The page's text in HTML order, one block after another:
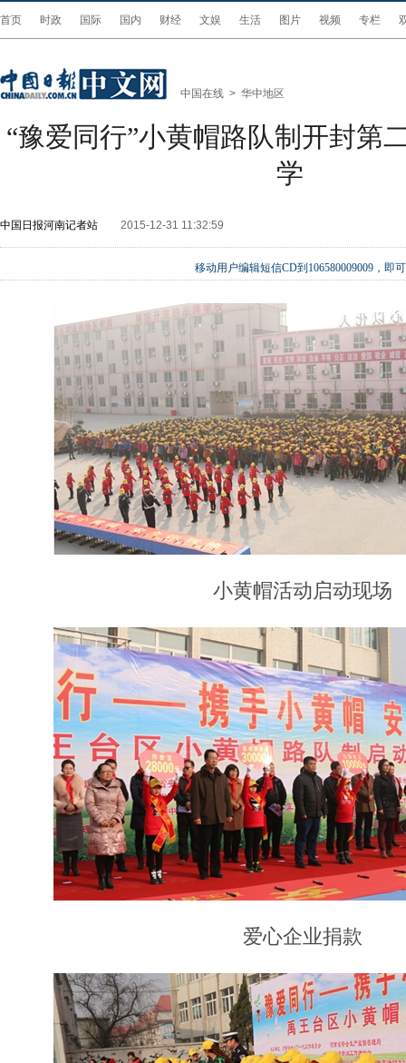
首页 时政 国际 国内 财经 文娱 生活 图片 视频 专栏
中国在线 > 华中地区
“豫爱同行”小黄帽路队制开封第
学
中国日报河南记者站 2015-12-31 11:32:59
移动用户编辑短信CD到106580009009，即
小黄帽活动启动现场
爱心企业捐款